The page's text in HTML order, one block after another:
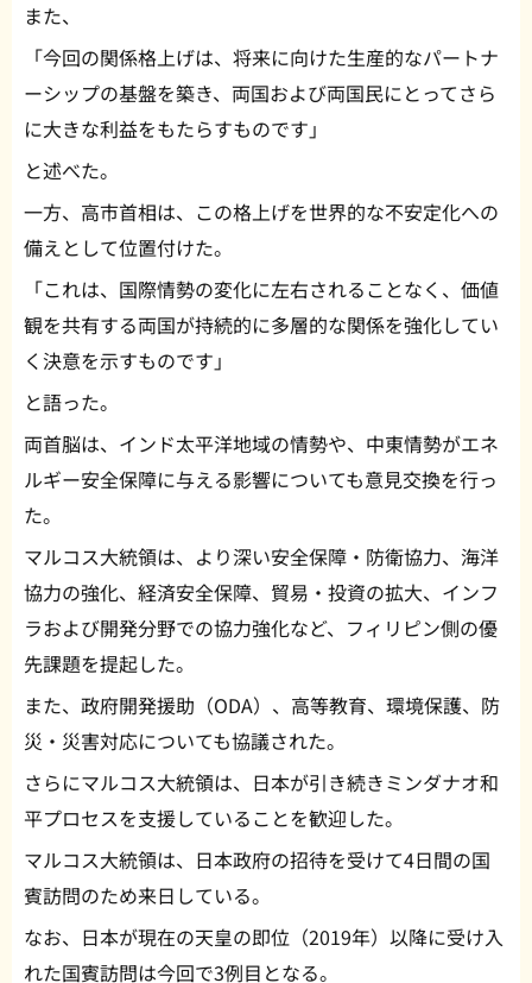
また、
「今回の関係格上げは、将来に向けた生産的なパートナ
ーシップの基盤を築き、両国および両国民にとってさら
に大きな利益をもたらすものです」
と述べた。
一方、高市首相は、この格上げを世界的な不安定化への
備えとして位置付けた。
「これは、国際情勢の変化に左右されることなく、価値
観を共有する両国が持続的に多層的な関係を強化してい
く決意を示すものです」
と語った。
両首脳は、インド太平洋地域の情勢や、中東情勢がエネ
ルギー安全保障に与える影響についても意見交換を行っ
た。
マルコス大統領は、より深い安全保障・防衛協力、海洋
協力の強化、経済安全保障、貿易・投資の拡大、インフ
ラおよび開発分野での協力強化など、フィリピン側の優
先課題を提起した。
また、政府開発援助（ODA）、高等教育、環境保護、防
災・災害対応についても協議された。
さらにマルコス大統領は、日本が引き続きミンダナオ和
平プロセスを支援していることを歓迎した。
マルコス大統領は、日本政府の招待を受けて4日間の国
賓訪問のため来日している。
なお、日本が現在の天皇の即位（2019年）以降に受け入
れた国賓訪問は今回で3例目となる。